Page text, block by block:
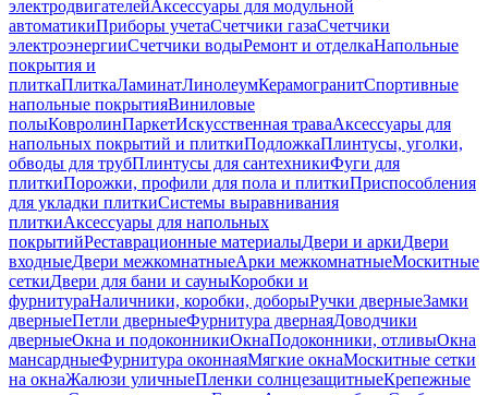
электродвигателейАксессуары для модульной
автоматикиПриборы учетаСчетчики газаСчетчики
электроэнергииСчетчики водыРемонт и отделкаНапольные
покрытия и
плиткаПлиткаЛаминатЛинолеумКерамогранитСпортивные
напольные покрытияВиниловые
полыКовролинПаркетИскусственная траваАксессуары для
напольных покрытий и плиткиПодложкаПлинтусы, уголки,
обводы для трубПлинтусы для сантехникиФуги для
плиткиПорожки, профили для пола и плиткиПриспособления
для укладки плиткиСистемы выравнивания
плиткиАксессуары для напольных
покрытийРеставрационные материалыДвери и аркиДвери
входныеДвери межкомнатныеАрки межкомнатныеМоскитные
сеткиДвери для бани и сауныКоробки и
фурнитураНаличники, коробки, доборыРучки дверныеЗамки
дверныеПетли дверныеФурнитура двернаяДоводчики
дверныеОкна и подоконникиОкнаПодоконники, отливыОкна
мансардныеФурнитура оконнаяМягкие окнаМоскитные сетки
на окнаЖалюзи уличныеПленки солнцезащитныеКрепежные